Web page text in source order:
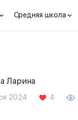
Средняя школа
Ларина
2024 4